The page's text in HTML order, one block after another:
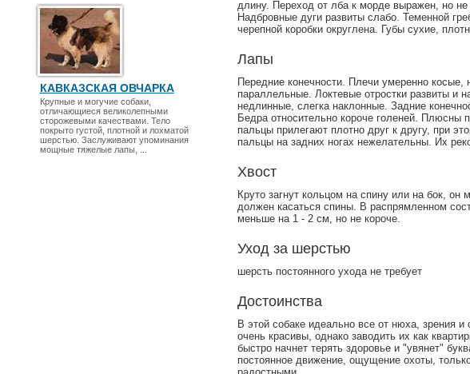
КАВКАЗСКАЯ ОВЧАРКА
Крупные и могучие собаки,
отличающиеся великолепными
сторожевыми качествами. Тело
покрыто густой, плотной и лохматой
шерстью. Заслуживают упоминания
мощные тяжелые лапы, ...
длину. Переход от лба к морде выражен, но
Надбровные дуги развиты слабо. Теменной
черепной коробки округлена. Губы сухие,
Лапы
Передние конечности. Плечи умеренно
параллельные. Локтевые отростки развиты и
недлинные, слегка наклонные. Задние
Бедра относительно короче голеней. Плюсны
пальцы прилегают плотно друг к другу, при
пальцы на задних ногах нежелательны. Их
Хвост
Круто загнут кольцом на спину или на бок,
должен касаться спины. В распрямленном
меньше на 1 - 2 см, но не короче.
Уход за шерстью
шерсть постоянного ухода не требует
Достоинства
В этой собаке идеально все от нюха, зрения
очень красивы, однако заводить их как
быстро начнет терять здоровье и "увянет"
постоянное движение, ощущение охоты,